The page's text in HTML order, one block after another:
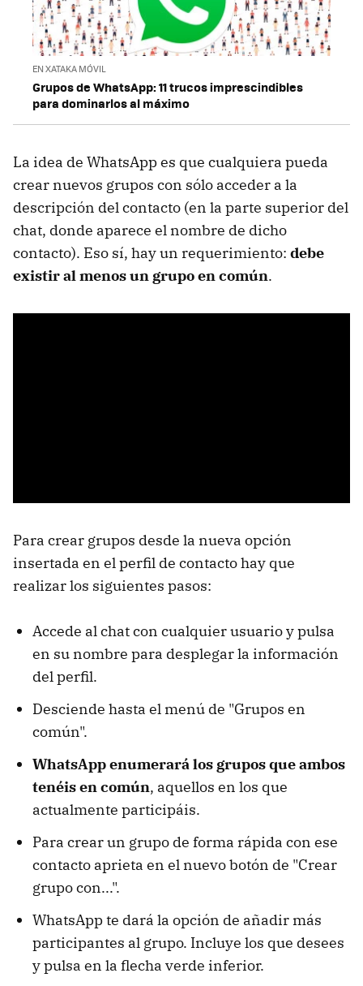
EN XATAKA MÓVIL
Grupos de WhatsApp: 11 trucos imprescindibles
para dominarlos al máximo
La idea de WhatsApp es que cualquiera pueda
crear nuevos grupos con sólo acceder a la
descripción del contacto (en la parte superior del
chat, donde aparece el nombre de dicho
contacto). Eso sí, hay un requerimiento: debe
existir al menos un grupo en común.
Para crear grupos desde la nueva opción
insertada en el perfil de contacto hay que
realizar los siguientes pasos:
Accede al chat con cualquier usuario y pulsa
en su nombre para desplegar la información
del perfil.
Desciende hasta el menú de "Grupos en
común".
WhatsApp enumerará los grupos que ambos
tenéis en común, aquellos en los que
actualmente participáis.
Para crear un grupo de forma rápida con ese
contacto aprieta en el nuevo botón de "Crear
grupo con...".
WhatsApp te dará la opción de añadir más
participantes al grupo. Incluye los que desees
y pulsa en la flecha verde inferior.